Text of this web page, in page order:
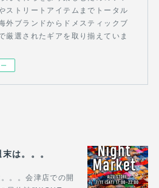
ストリートアイテムまでトータル
外ブランドからドメスティックブ
厳選されたギアを取り揃えていま
は。。。
。。会津店での開